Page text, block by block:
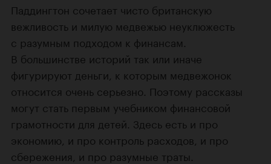
Паддингтон сочетает чисто британскую
вежливость и милую медвежью неуклюжесть
с разумным подходом к финансам.
В большинстве историй так или иначе
фигурируют деньги, к которым медвежонок
относится очень серьезно. Поэтому рассказы
могут стать первым учебником финансовой
грамотности для детей. Здесь есть и про
экономию, и про контроль расходов, и про
сбережения, и про разумные траты.